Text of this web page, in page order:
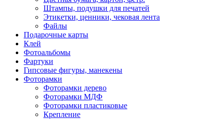
Штампы, подушки для печатей
Этикетки, ценники, чековая лента
Файлы
Подарочные карты
Клей
Фотоальбомы
Фартуки
Гипсовые фигуры, манекены
Фоторамки
Фоторамки дерево
Фоторамки МДФ
Фоторамки пластиковые
Крепление